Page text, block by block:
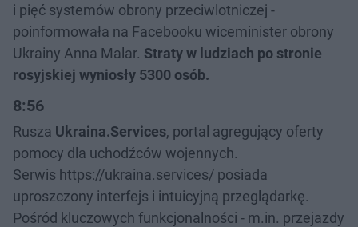
i pięć systemów obrony przeciwlotniczej -
poinformowała na Facebooku wiceminister obrony
Ukrainy Anna Malar. Straty w ludziach po stronie
rosyjskiej wyniosły 5300 osób.
8:56
Rusza Ukraina.Services, portal agregujący oferty
pomocy dla uchodźców wojennych.
Serwis https://ukraina.services/ posiada
uproszczony interfejs i intuicyjną przeglądarkę.
Pośród kluczowych funkcjonalności - m.in. przejazdy